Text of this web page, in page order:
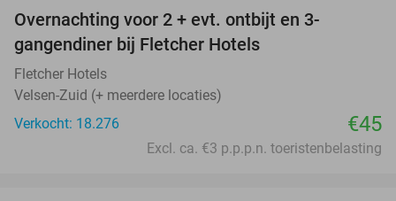
Overnachting voor 2 + evt. ontbijt en 3-
gangendiner bij Fletcher Hotels
Fletcher Hotels
Velsen-Zuid (+ meerdere locaties)
Verkocht: 18.276
€45
Excl. ca. €3 p.p.p.n. toeristenbelasting